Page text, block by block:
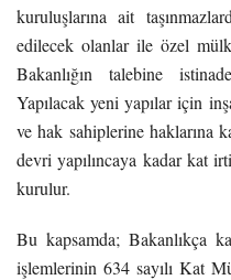
kuruluşlarına ait
edilecek olanlar ile özel
Bakanlığın talebine
Yapılacak yeni yapılar için
ve hak sahiplerine haklarına
devri yapılıncaya kadar kat
kurulur.
Bu kapsamda; Bakanlıkça
işlemlerinin 634 sayılı Kat